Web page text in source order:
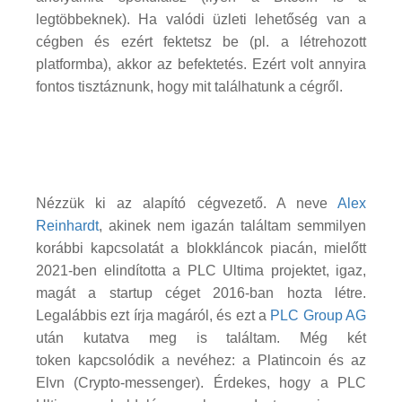
legtöbbeknek). Ha valódi üzleti lehetőség van a
cégben és ezért fektetsz be (pl. a létrehozott
platformba), akkor az befektetés. Ezért volt annyira
fontos tisztáznunk, hogy mit találhatunk a cégről.
Nézzük ki az alapító cégvezető. A neve Alex
Reinhardt, akinek nem igazán találtam semmilyen
korábbi kapcsolatát a blokkláncok piacán, mielőtt
2021-ben elindította a PLC Ultima projektet, igaz,
magát a startup céget 2016-ban hozta létre.
Legalábbis ezt írja magáról, és ezt a PLC Group AG
után kutatva meg is találtam. Még két
token kapcsolódik a nevéhez: a Platincoin és az
Elvn (Crypto-messenger). Érdekes, hogy a PLC